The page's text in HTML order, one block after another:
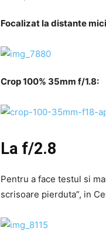
Focalizat la distante
Crop 100% 35mm f/1.8:
La f/2.8
Pentru a face testul si
scrisoare pierduta”, in